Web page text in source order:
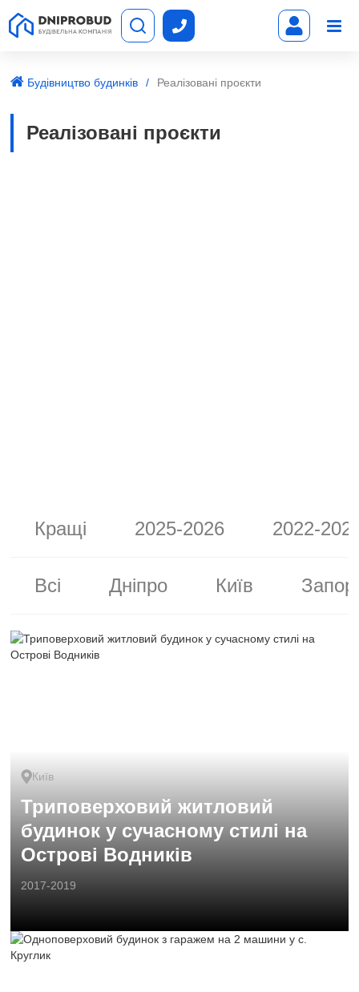
Будівництво будинків Реалізовані проєкти
Реалізовані проєкти
Кращі 2025-2026 2022-
Всі Дніпро Київ
Київ
Триповерховий житловий
будинок у сучасному стилі на
Острові Водників
2017-2019